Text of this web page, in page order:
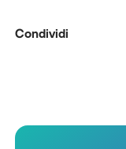
Condividi